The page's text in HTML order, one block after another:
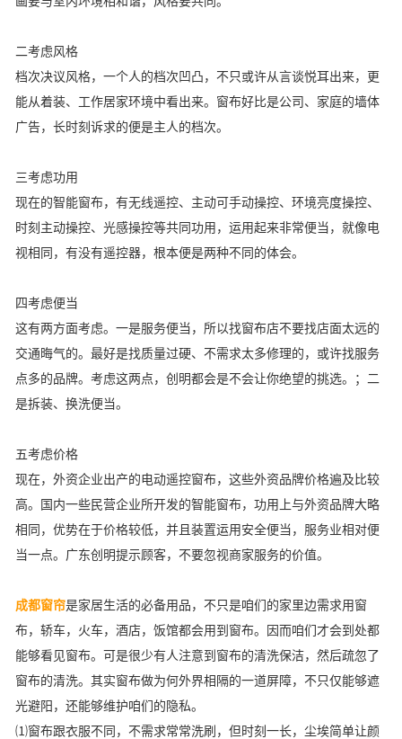
二考虑风格
档次决议风格，一个人的档次凹凸，不只或许从言谈悦耳出来，更
能从着装、工作居家环境中看出来。窗布好比是公司、家庭的墙体
广告，长时刻诉求的便是主人的档次。
三考虑功用
现在的智能窗布，有无线遥控、主动可手动操控、环境亮度操控、
时刻主动操控、光感操控等共同功用，运用起来非常便当，就像电
视相同，有没有遥控器，根本便是两种不同的体会。
四考虑便当
这有两方面考虑。一是服务便当，所以找窗布店不要找店面太远的
交通晦气的。最好是找质量过硬、不需求太多修理的，或许找服务
点多的品牌。考虑这两点，创明都会是不会让你绝望的挑选。；二
是拆装、换洗便当。
五考虑价格
现在，外资企业出产的电动遥控窗布，这些外资品牌价格遍及比较
高。国内一些民营企业所开发的智能窗布，功用上与外资品牌大略
相同，优势在于价格较低，并且装置运用安全便当，服务业相对便
当一点。广东创明提示顾客，不要忽视商家服务的价值。
成都窗帘是家居生活的必备用品，不只是咱们的家里边需求用窗
布，轿车，火车，酒店，饭馆都会用到窗布。因而咱们才会到处都
能够看见窗布。可是很少有人注意到窗布的清洗保洁，然后疏忽了
窗布的清洗。其实窗布做为何外界相隔的一道屏障，不只仅能够遮
光避阳，还能够维护咱们的隐私。
⑴窗布跟衣服不同，不需求常常洗刷，但时刻一长，尘埃简单让颜